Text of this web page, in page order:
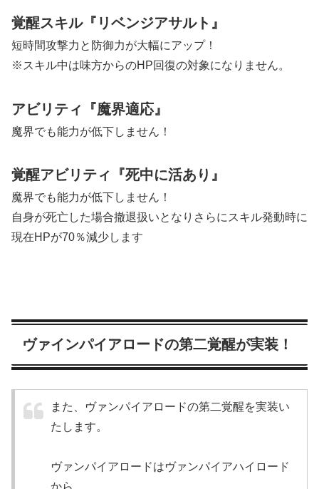
覚醒スキル『リベンジアサルト』
短時間攻撃力と防御力が大幅にアップ！
※スキル中は味方からのHP回復の対象になりません。
アビリティ『魔界適応』
魔界でも能力が低下しません！
覚醒アビリティ『死中に活あり』
魔界でも能力が低下しません！
自身が死亡した場合撤退扱いとなりさらにスキル発動時に
現在HPが70％減少します
ヴァインパイアロードの第二覚醒が実装！
また、ヴァンパイアロードの第二覚醒を実装い
たします。
ヴァンパイアロードはヴァンパイアハイロード